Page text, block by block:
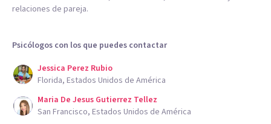
relaciones de pareja.
Psicólogos con los que puedes contactar
Jessica Perez Rubio
Florida, Estados Unidos de América
Maria De Jesus Gutierrez Tellez
San Francisco, Estados Unidos de América